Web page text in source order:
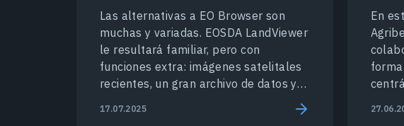
Las alternativas a EO Browser son
muchas y variadas. EOSDA LandViewer
le resultará familiar, pero con
funciones extra: imágenes satelitales
recientes, un gran archivo de datos y
17.07.2025
En